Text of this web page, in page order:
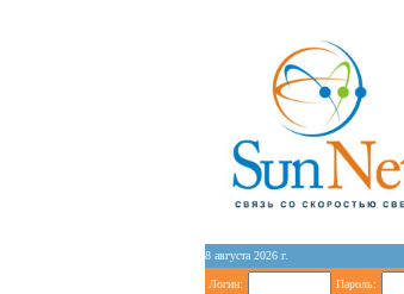
8 августа 2026 г.
Логин:
Пароль: